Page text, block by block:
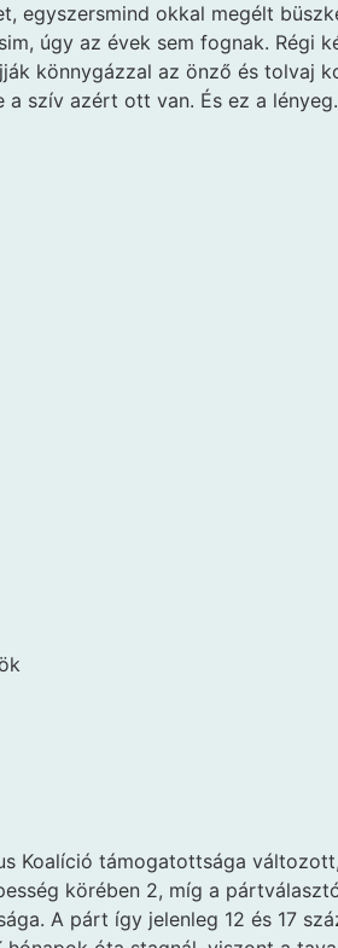
egyszersmind okkal megélt
úgy az évek sem fognak. Régi
könnygázzal az önző és tolvaj
szív azért ott van. És ez a
Koalíció támogatottsága
körében 2, míg a
A párt így jelenleg 12 és 17